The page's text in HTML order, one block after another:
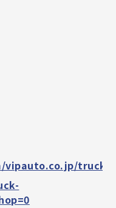
vipauto.co.jp/